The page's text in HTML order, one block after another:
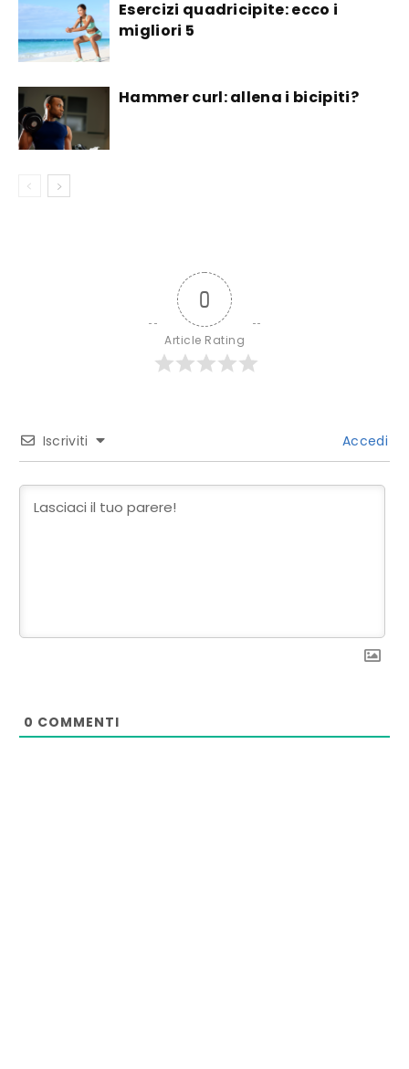
Esercizi quadricipite: ecco i
migliori 5
Hammer curl: allena i bicipiti?
0
Article Rating
Iscriviti Accedi
0 COMMENTI